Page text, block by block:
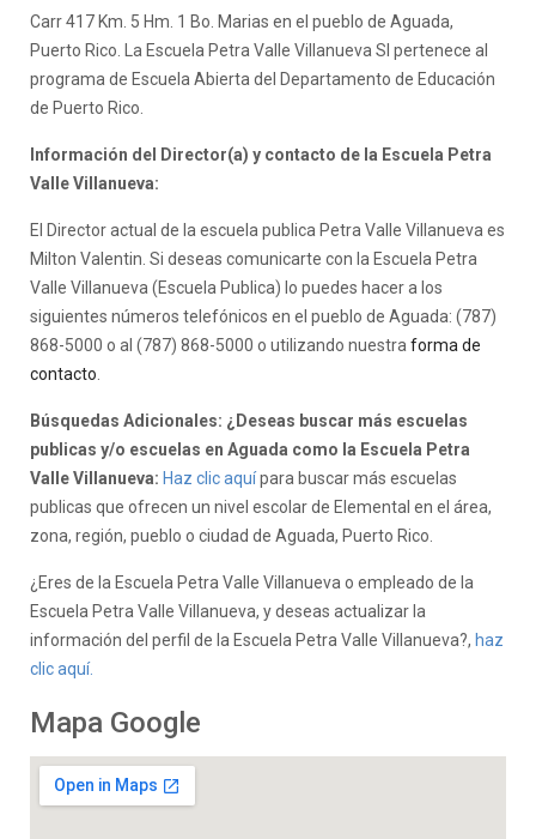
Carr 417 Km. 5 Hm. 1 Bo. Marias en el pueblo de Aguada,
Puerto Rico. La Escuela Petra Valle Villanueva SI pertenece al
programa de Escuela Abierta del Departamento de Educación
de Puerto Rico.
Información del Director(a) y contacto de la Escuela Petra
Valle Villanueva:
El Director actual de la escuela publica Petra Valle Villanueva es
Milton Valentin. Si deseas comunicarte con la Escuela Petra
Valle Villanueva (Escuela Publica) lo puedes hacer a los
siguientes números telefónicos en el pueblo de Aguada: (787)
868-5000 o al (787) 868-5000 o utilizando nuestra forma de
contacto
Búsquedas Adicionales: ¿Deseas buscar más escuelas
publicas y/o escuelas en Aguada como la Escuela Petra
Valle Villanueva: Haz clic aquípara buscar más escuelas
publicas que ofrecen un nivel escolar de Elemental en el área,
zona, región, pueblo o ciudad de Aguada, Puerto Rico.
¿Eres de la Escuela Petra Valle Villanueva o empleado de la
Escuela Petra Valle Villanueva, y deseas actualizar la
información del perfil de la Escuela Petra Valle Villanueva?, haz
clic aquí.
Mapa Google